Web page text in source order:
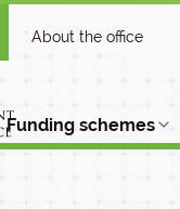
About the office
Funding schemes